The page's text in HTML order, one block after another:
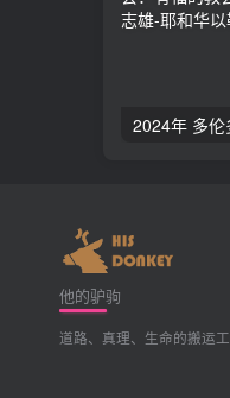
他的驴驹
道路、真理、生命的搬运工